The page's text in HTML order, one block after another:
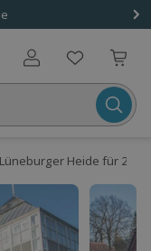
Benutzerkonto
Heide für 2 (2